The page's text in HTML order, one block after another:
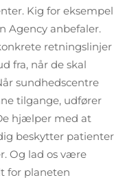
Kig for eksempel
Agency anbefaler.
retningslinjer
fra, når de skal
sundhedscentre
tilgange, udfører
hjælper med at
beskytter patienter
Og lad os være
for planeten